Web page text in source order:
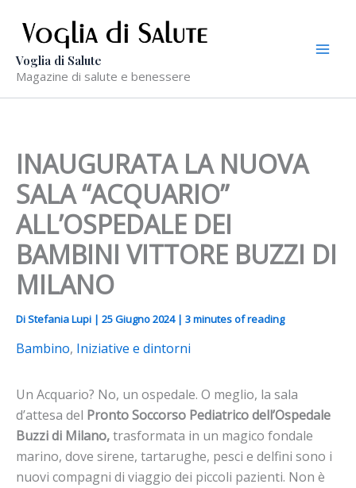
contenuto
Voglia di Salute
Magazine di salute e benessere
INAUGURATA LA NUOVA
SALA “ACQUARIO”
ALL’OSPEDALE DEI
BAMBINI VITTORE BUZZI DI
MILANO
DiStefania Lupi | 25 Giugno 2024 | 3 minutes of reading
Bambino, Iniziative e dintorni
Un Acquario? No, un ospedale. O meglio, la sala
d’attesa del Pronto Soccorso Pediatrico dell’Ospedale
Buzzi di Milano,trasformata in un magico fondale
marino, dove sirene, tartarughe, pesci e delfini sono i
nuovi compagni di viaggio dei piccoli pazienti. Non è